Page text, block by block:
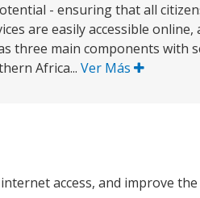
- ensuring that all
are easily accessible online,
three main components with
Africa... Ver Más
access, and improve